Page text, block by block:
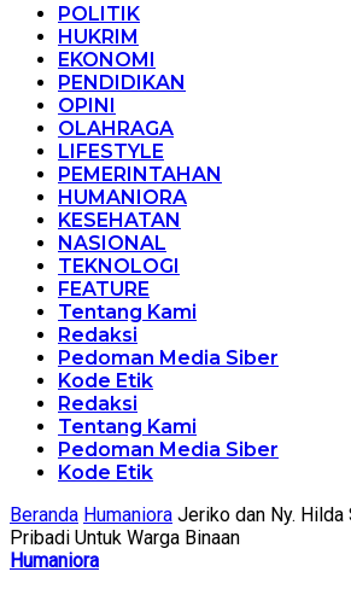
POLITIK
HUKRIM
EKONOMI
PENDIDIKAN
OPINI
OLAHRAGA
LIFESTYLE
PEMERINTAHAN
HUMANIORA
KESEHATAN
NASIONAL
TEKNOLOGI
FEATURE
Tentang Kami
Redaksi
Pedoman Media Siber
Kode Etik
Redaksi
Tentang Kami
Pedoman Media Siber
Kode Etik
Beranda Humaniora Jeriko dan Ny. Hilda
Pribadi Untuk Warga Binaan
Humaniora